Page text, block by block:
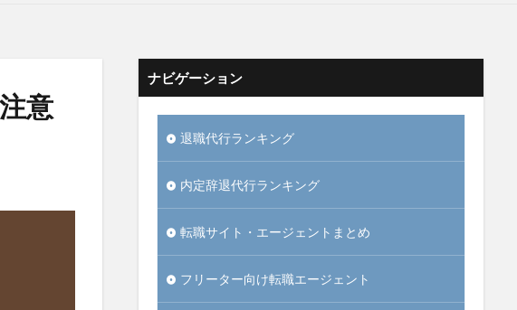
意
ナビゲーション
退職代行ランキング
内定辞退代行ランキング
転職サイト・エージェントまとめ
フリーター向け転職エージェント